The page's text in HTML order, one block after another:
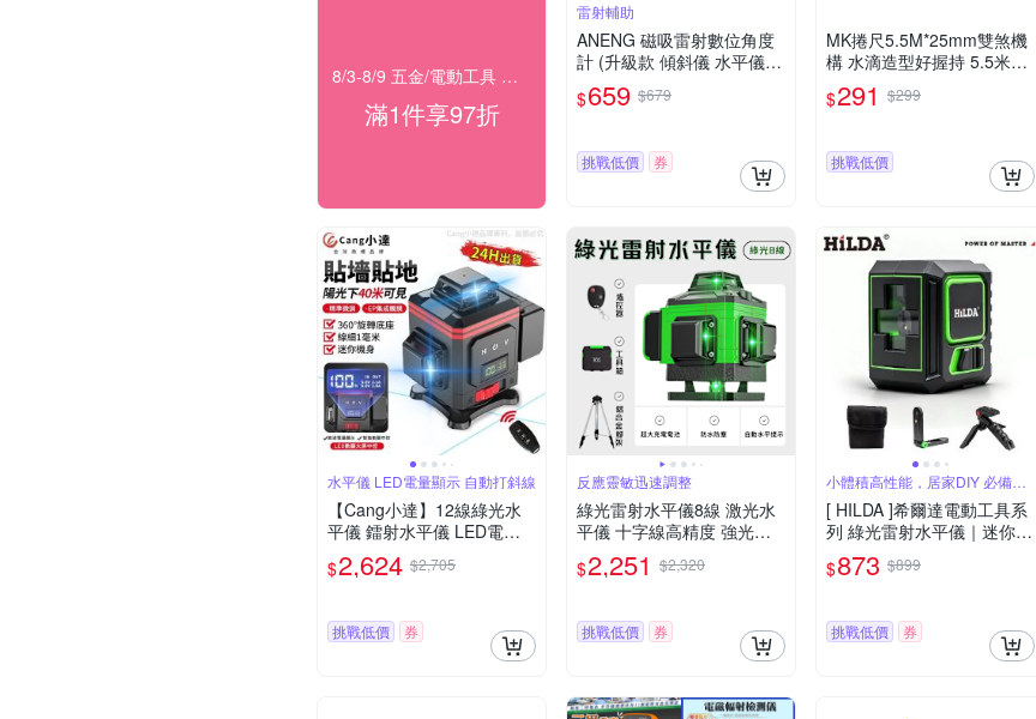
8/3-8/9 五金/電動工具 滿1件享97折！
滿1件享97折
雷射輔助
ANENG 磁吸雷射數位角度
計 (升級款 傾斜儀 水平儀
雷射水平儀 數位量角器 坡
度儀 傾角儀)
$659 $679
挑戰低價 券
MK捲尺5.5M*25mm雙煞機
構 水滴造型好握持 5.5米捲
尺
$291 $299
挑戰低價
水平儀 LED電量顯示 自動打斜線
【Cang小達】12線綠光水
平儀 鐳射水平儀 LED電量
顯示水平儀 貼地儀 觸控式
室外裝修自動打斜線【品牌
屏款12線綠光
$2,624 $2,705
挑戰低價 券
反應靈敏迅速調整
綠光雷射水平儀8線 激光水
平儀 十字線高精度 強光紅
外線 斜線 防水 攜帶型小型
水平儀 綠光 雷射水平儀
$2,251 $2,320
挑戰低價 券
小體積高性能，居家DIY 必備工
具
[ HILDA ]希爾達電動工具系
列 綠光雷射水平儀｜迷你機
身 × 專業級精準定位 OZ54
0
$873 $899
挑戰低價 券